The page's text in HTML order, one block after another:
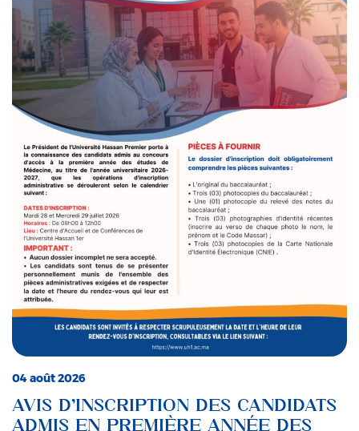
04 août 2026
AVIS D’INSCRIPTION DES CANDIDATS
ADMIS EN PREMIÈRE ANNÉE DES